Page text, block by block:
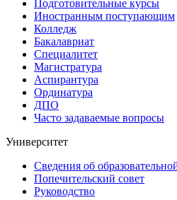
Подготовительные курсы
Иностранным поступающим
Колледж
Бакалавриат
Специалитет
Магистратура
Аспирантура
Ординатура
ДПО
Часто задаваемые вопросы
Университет
Сведения об
Попечительский совет
Руководство